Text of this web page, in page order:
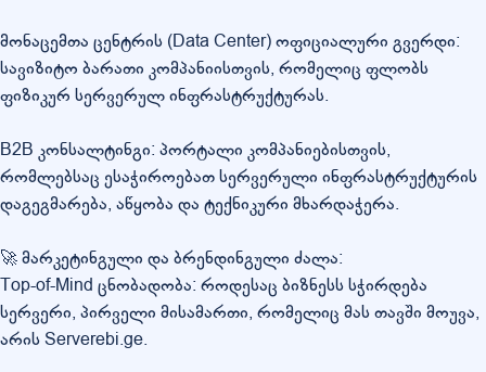
მონაცემთა ცენტრის (Data Center) ოფიციალური გვერდი:
სავიზიტო ბარათი კომპანიისთვის, რომელიც ფლობს
ფიზიკურ სერვერულ ინფრასტრუქტურას.
B2B კონსალტინგი: პორტალი კომპანიებისთვის,
რომლებსაც ესაჭიროებათ სერვერული ინფრასტრუქტურის
დაგეგმარება, აწყობა და ტექნიკური მხარდაჭერა.
🚀 მარკეტინგული და ბრენდინგული ძალა:
Top-of-Mind ცნობადობა: როდესაც ბიზნესს სჭირდება
სერვერი, პირველი მისამართი, რომელიც მას თავში მოუვა,
არის Serverebi.ge.